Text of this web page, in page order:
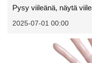
Pysy viileänä, näytä
2025-07-01 00:00